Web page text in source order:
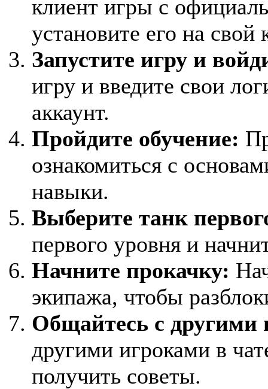
клиент игры с
установите его на свой
Запустите игру и
игру и введите свои
аккаунт.
Пройдите обучение:
ознакомиться с
навыки.
Выберите танк
первого уровня и
Начните прокачку:
экипажа, чтобы
Общайтесь с другими
другими игроками в
получить советы.